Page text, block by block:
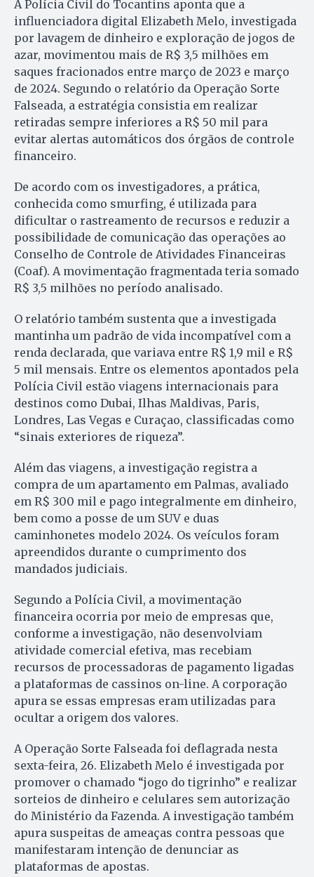
A Polícia Civil do Tocantins aponta que a
influenciadora digital Elizabeth Melo, investigada
por lavagem de dinheiro e exploração de jogos de
azar, movimentou mais de R$ 3,5 milhões em
saques fracionados entre março de 2023 e março
de 2024. Segundo o relatório da Operação Sorte
Falseada, a estratégia consistia em realizar
retiradas sempre inferiores a R$ 50 mil para
evitar alertas automáticos dos órgãos de controle
financeiro.
De acordo com os investigadores, a prática,
conhecida como smurfing, é utilizada para
dificultar o rastreamento de recursos e reduzir a
possibilidade de comunicação das operações ao
Conselho de Controle de Atividades Financeiras
(Coaf). A movimentação fragmentada teria somado
R$ 3,5 milhões no período analisado.
O relatório também sustenta que a investigada
mantinha um padrão de vida incompatível com a
renda declarada, que variava entre R$ 1,9 mil e R$
5 mil mensais. Entre os elementos apontados pela
Polícia Civil estão viagens internacionais para
destinos como Dubai, Ilhas Maldivas, Paris,
Londres, Las Vegas e Curaçao, classificadas como
“sinais exteriores de riqueza”.
Além das viagens, a investigação registra a
compra de um apartamento em Palmas, avaliado
em R$ 300 mil e pago integralmente em dinheiro,
bem como a posse de um SUV e duas
caminhonetes modelo 2024. Os veículos foram
apreendidos durante o cumprimento dos
mandados judiciais.
Segundo a Polícia Civil, a movimentação
financeira ocorria por meio de empresas que,
conforme a investigação, não desenvolviam
atividade comercial efetiva, mas recebiam
recursos de processadoras de pagamento ligadas
a plataformas de cassinos on-line. A corporação
apura se essas empresas eram utilizadas para
ocultar a origem dos valores.
A Operação Sorte Falseada foi deflagrada nesta
sexta-feira, 26. Elizabeth Melo é investigada por
promover o chamado “jogo do tigrinho” e realizar
sorteios de dinheiro e celulares sem autorização
do Ministério da Fazenda. A investigação também
apura suspeitas de ameaças contra pessoas que
manifestaram intenção de denunciar as
plataformas de apostas.